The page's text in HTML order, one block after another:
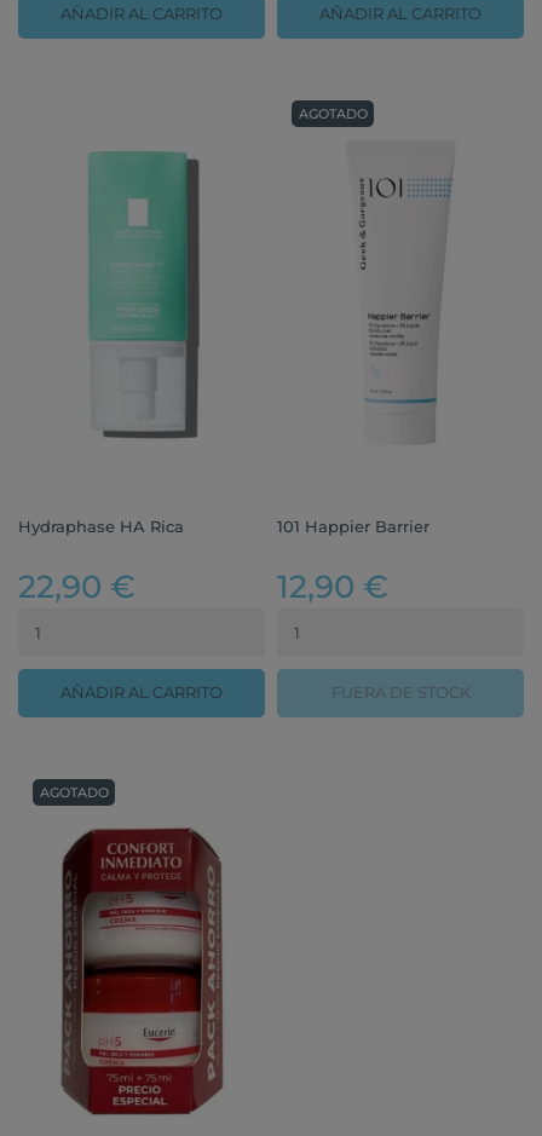
AÑADIR AL CARRITO AÑADIR AL CARRITO
Hydraphase HA Rica
22,90 €
AÑADIR AL CARRITO
101 Happier Barrier
12,90 €
FUERA DE STOCK
AGOTADO
AGOTADO